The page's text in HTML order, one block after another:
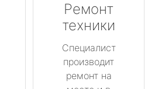
Ремонт
техники
Специалист
производит
ремонт на